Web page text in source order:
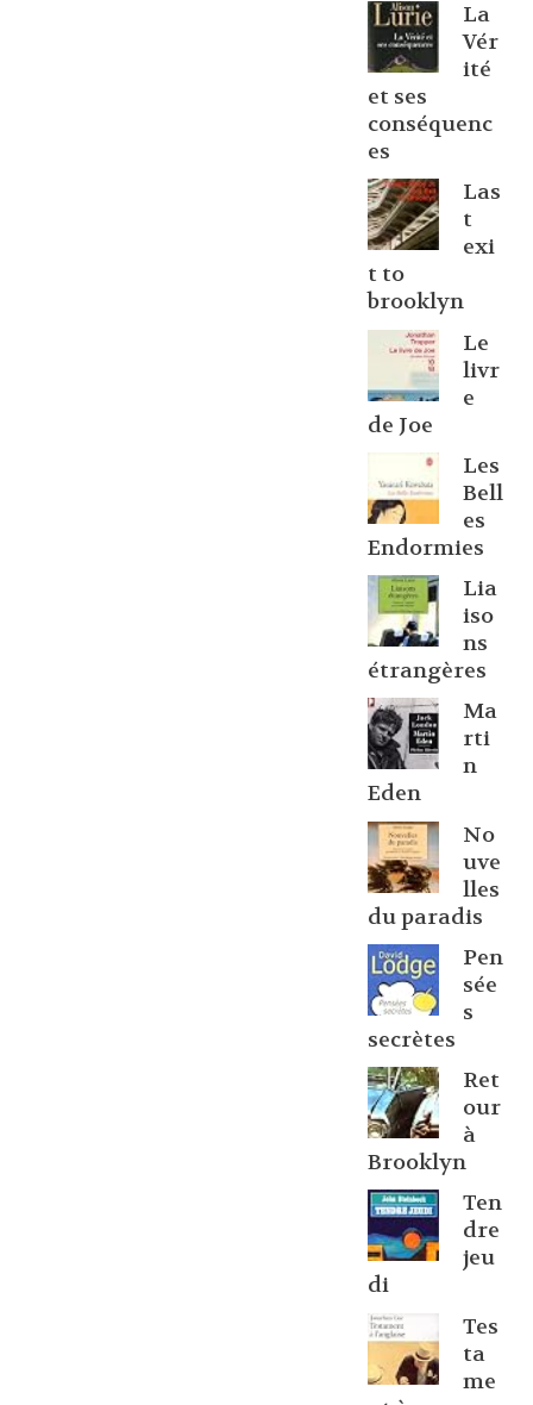
La
Vér
ité
et ses
conséquenc
es
Las
t
exi
t to
brooklyn
Le
livr
e
de Joe
Les
Bell
es
Endormies
Lia
iso
ns
étrangères
Ma
rti
n
Eden
No
uve
lles
du paradis
Pen
sée
s
secrètes
Ret
our
à
Brooklyn
Ten
dre
jeu
di
Tes
ta
me